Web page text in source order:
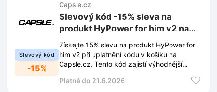
Slevový kód
-15%
Capsle.cz
Slevový kód -15% sleva na
produkt HyPower for him v2 na
Capsle.cz
Získejte 15% slevu na produkt HyPower for
him v2 při uplatnění kódu v košíku na
Capsle.cz. Tento kód zajistí výhodnější
Platné do 21.6.2026